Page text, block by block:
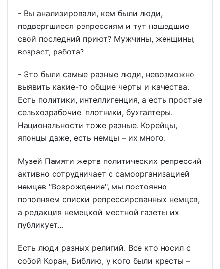
- Вы анализировали, кем были люди,
подвергшиеся репрессиям и тут нашедшие
свой последний приют? Мужчины, женщины,
возраст, работа?..
- Это были самые разные люди, невозможно
выявить какие-то общие черты и качества.
Есть политики, интеллигенция, а есть простые
сельхозрабочие, плотники, бухгалтеры.
Национальности тоже разные. Корейцы,
японцы даже, есть немцы – их много.
Музей Памяти жертв политических репрессий
активно сотрудничает с самоорганизацией
немцев "Возрождение", мы постоянно
пополняем списки репрессированных немцев,
а редакция немецкой местной газеты их
публикует…
Есть люди разных религий. Все кто носил с
собой Коран, Библию, у кого были кресты –